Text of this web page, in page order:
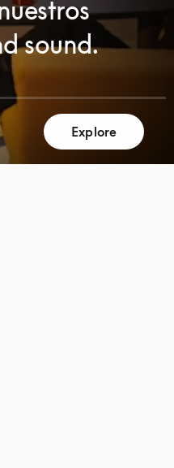
sound.
Explore